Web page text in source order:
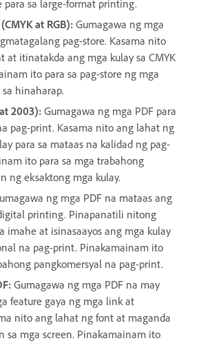
para sa large-format printing.
at RGB): Gumagawa ng mga
pag-store. Kasama nito
at itinatakda ang mga kulay sa CMYK
ito para sa pag-store ng mga
hinaharap.
2003): Gumagawa ng mga PDF para
pag-print. Kasama nito ang lahat ng
para sa mataas na kalidad ng pag-
ito para sa mga trabahong
ng eksaktong mga kulay.
ng mga PDF na mataas ang
printing. Pinapanatili nitong
imahe at isinasaayos ang mga kulay
na pag-print. Pinakamainam ito
pangkomersyal na pag-print.
Gumagawa ng mga PDF na may
feature gaya ng mga link at
nito ang lahat ng font at maganda
sa mga screen. Pinakamainam ito